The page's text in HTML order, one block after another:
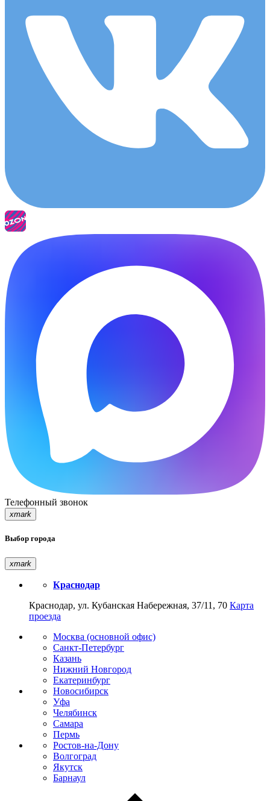
Телефонный звонок
xmark
Выбор города
xmark
Краснодар
Краснодар, ул. Кубанская Набережная, 37/11, 70 Карта
проезда
Москва (основной офис)
Санкт-Петербург
Казань
Нижний Новгород
Екатеринбург
Новосибирск
Уфа
Челябинск
Самара
Пермь
Ростов-на-Дону
Волгоград
Якутск
Барнаул